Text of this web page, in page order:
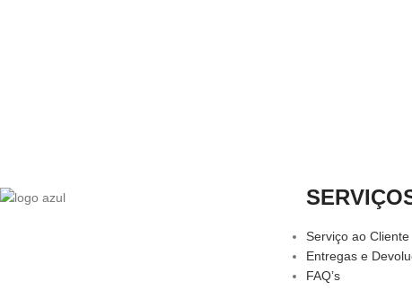
Serviço ao Cliente
Entregas e
FAQ’s